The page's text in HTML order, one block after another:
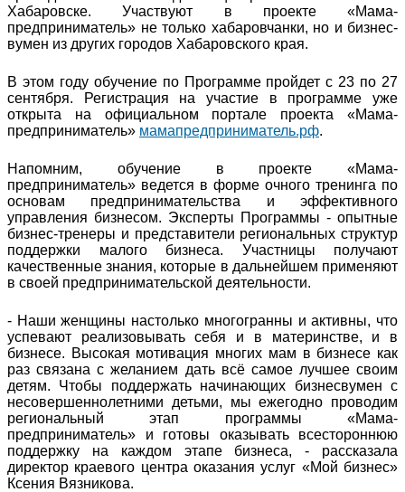
Хабаровске. Участвуют в проекте «Мама-
предприниматель» не только хабаровчанки, но и бизнес-
вумен из других городов Хабаровского края.
В этом году обучение по Программе пройдет с 23 по 27
сентября. Регистрация на участие в программе уже
открыта на официальном портале проекта «Мама-
предприниматель» мамапредприниматель.рф.
Напомним, обучение в проекте «Мама-
предприниматель» ведется в форме очного тренинга по
основам предпринимательства и эффективного
управления бизнесом. Эксперты Программы - опытные
бизнес-тренеры и представители региональных структур
поддержки малого бизнеса. Участницы получают
качественные знания, которые в дальнейшем применяют
в своей предпринимательской деятельности.
- Наши женщины настолько многогранны и активны, что
успевают реализовывать себя и в материнстве, и в
бизнесе. Высокая мотивация многих мам в бизнесе как
раз связана с желанием дать всё самое лучшее своим
детям. Чтобы поддержать начинающих бизнесвумен с
несовершеннолетними детьми, мы ежегодно проводим
региональный этап программы «Мама-
предприниматель» и готовы оказывать всестороннюю
поддержку на каждом этапе бизнеса, - рассказала
директор краевого центра оказания услуг «Мой бизнес»
Ксения Вязникова.